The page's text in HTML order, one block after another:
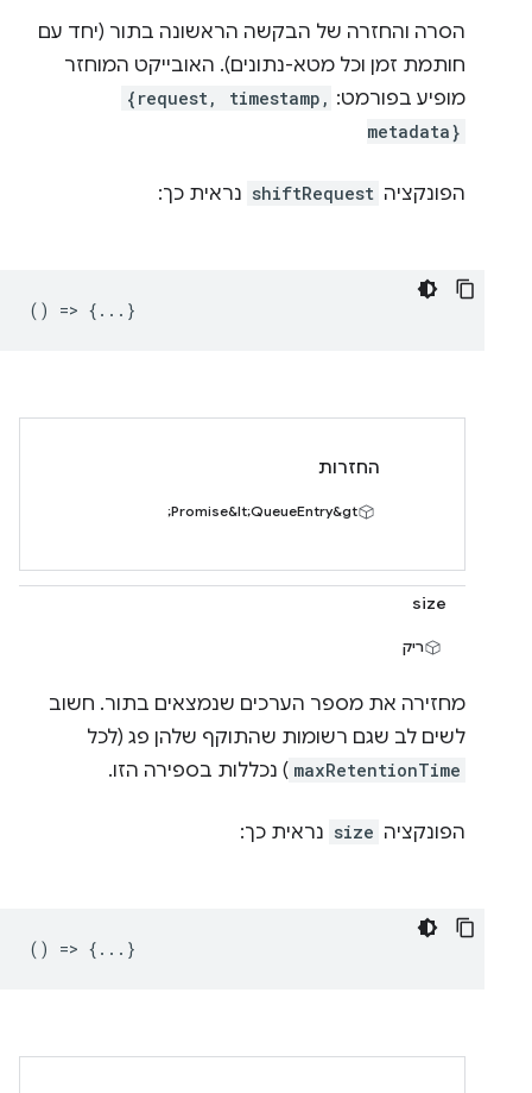
הסרה והחזרה של הבקשה הראשונה בתור (יחד עם
חותמת זמן וכל מטא-נתונים). האובייקט המוחזר
מופיע בפורמט: {request, timestamp,
metadata}
הפונקציה shiftRequest נראית כך:
() => {...}
החזרות
Promise&lt;QueueEntry&gt;
size
ריק
מחזירה את מספר הערכים שנמצאים בתור. חשוב
לשים לב שגם רשומות שהתוקף שלהן פג (לכל
maxRetentionTime ) נכללות בספירה הזו.
הפונקציה size נראית כך:
() => {...}